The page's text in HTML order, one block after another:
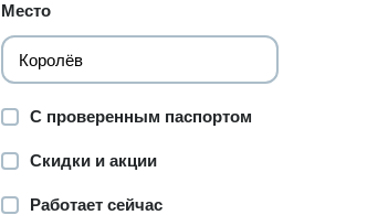
Место
С проверенным паспортом
Скидки и акции
Работает сейчас